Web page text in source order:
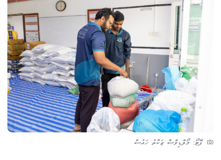
ފޮޓޯ: މޯލްޑިވްސް ޒަކާތު ހައުސް